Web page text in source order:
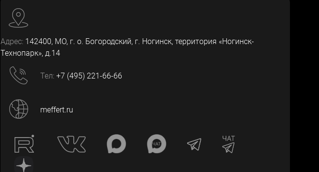
Адрес: 142400, МО, г. о. Богородский, г. Ногинск, территория «Ногинск-
Технопарк», д.14
Тел: +7 (495) 221-66-66
meffert.ru